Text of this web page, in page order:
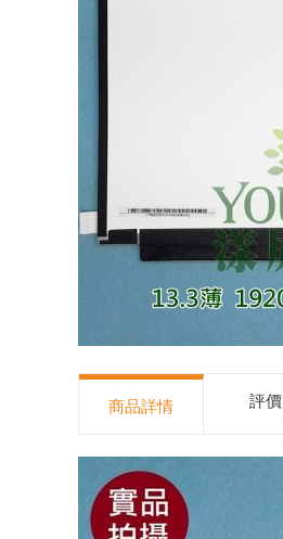
商品詳情 評價